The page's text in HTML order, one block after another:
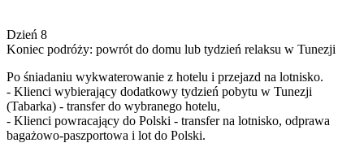
Dzień 8
Koniec podróży: powrót do domu lub tydzień relaksu w Tunezji
Po śniadaniu wykwaterowanie z hotelu i przejazd na lotnisko.
- Klienci wybierający dodatkowy tydzień pobytu w Tunezji
(Tabarka) - transfer do wybranego hotelu,
- Klienci powracający do Polski - transfer na lotnisko, odprawa
bagażowo-paszportowa i lot do Polski.